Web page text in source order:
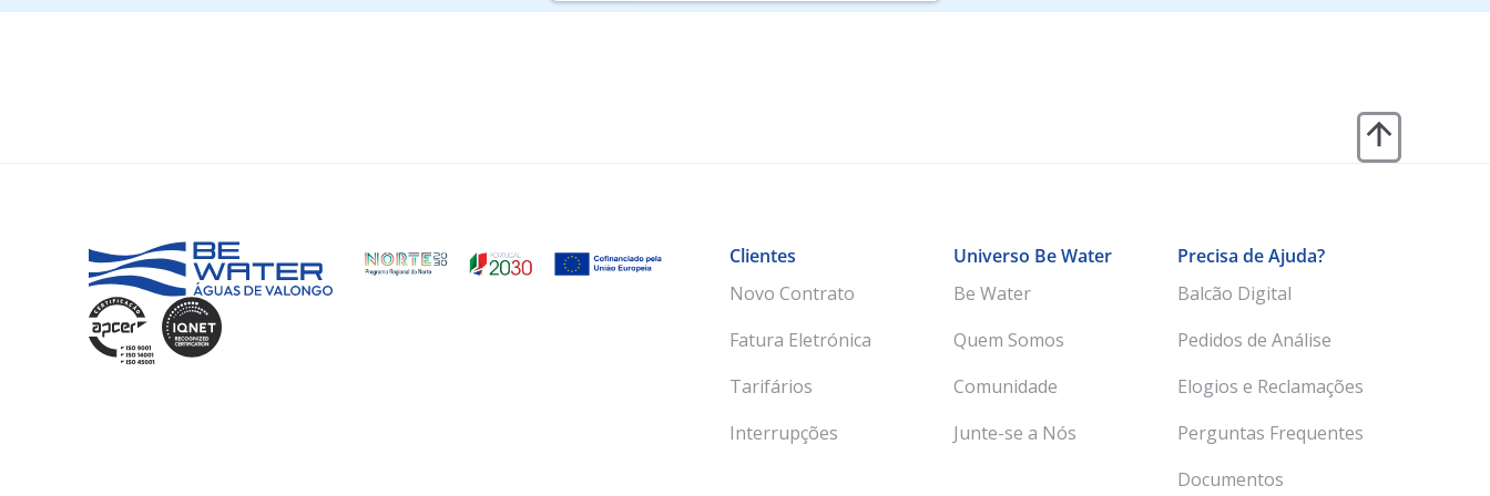
Clientes
Novo Contrato
Fatura Eletrónica
Tarifários
Interrupções
Universo Be Water
Be Water
Quem Somos
Comunidade
Junte-se a Nós
Precisa de Ajuda?
Balcão Digital
Pedidos de Análise
Elogios e Reclamações
Perguntas Frequentes
Documentos